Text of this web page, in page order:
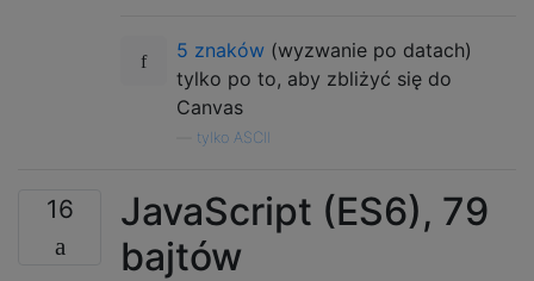
5 znaków (wyzwanie po datach)
tylko po to, aby zbliżyć się do
Canvas
tylko ASCII
16
JavaScript (ES6), 79
bajtów